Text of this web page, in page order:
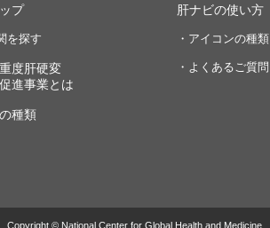
プ
を探す
度肝硬変
進事業とは
種類
肝ナビの使い方
・アイコンの種類
・よくあるご質問
Copyright © National Center for Global Health and Medicine.